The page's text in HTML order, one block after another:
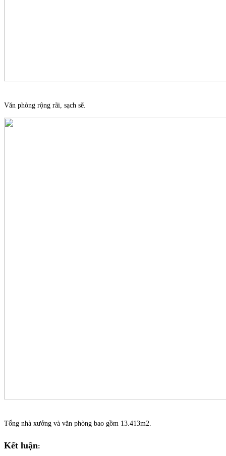
Văn phòng rộng rãi, sạch sẽ.
Tổng nhà xưởng và văn phòng bao gồm 13.413m2.
Kết luận: